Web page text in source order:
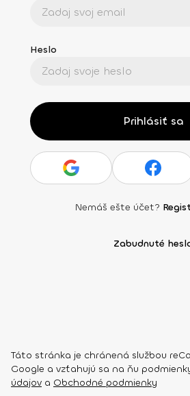
Heslo
Prihlásiť sa
Nemáš ešte účet?
Zabudnuté
Táto stránka je chránená službou
Google a vzťahujú sa na ňu
údajov a Obchodné podmienky